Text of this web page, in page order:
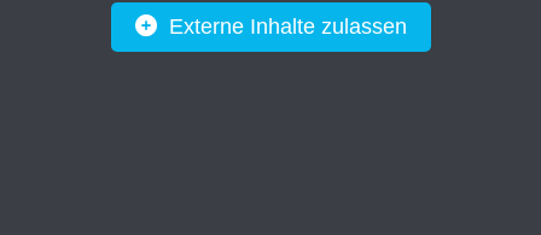
Externe Inhalte zulassen